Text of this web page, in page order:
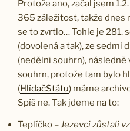
Protože ano, začal jsem
365 záležitost, takže dnes
se to zvrtlo… Tohle je 281.
(dovolená a tak), ze sedmi
(nedělní souhrn),
souhrn, protože tam bylo
(HlídačStátu) máme
Spíš ne. Tak jdeme na to:
Teplíčko –Jezevci zůstali